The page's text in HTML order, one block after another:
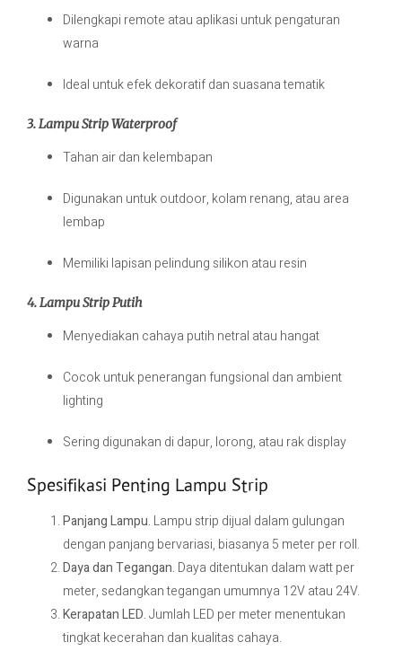
Dilengkapi remote atau aplikasi untuk pengaturan
warna
Ideal untuk efek dekoratif dan suasana tematik
3. Lampu Strip Waterproof
Tahan air dan kelembapan
Digunakan untuk outdoor, kolam renang, atau area
lembap
Memiliki lapisan pelindung silikon atau resin
4. Lampu Strip Putih
Menyediakan cahaya putih netral atau hangat
Cocok untuk penerangan fungsional dan ambient
lighting
Sering digunakan di dapur, lorong, atau rak display
Spesifikasi Penting Lampu Strip
Panjang Lampu. Lampu strip dijual dalam gulungan
dengan panjang bervariasi, biasanya 5 meter per roll.
Daya dan Tegangan. Daya ditentukan dalam watt per
meter, sedangkan tegangan umumnya 12V atau 24V.
Kerapatan LED.Jumlah LED per meter menentukan
tingkat kecerahan dan kualitas cahaya.